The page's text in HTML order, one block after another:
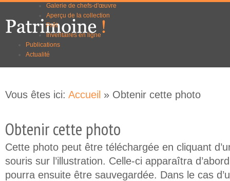
principal
Galerie de chefs-d'œuvre
Aperçu de la collection
Prêt
Inventaires en ligne
Publications
Actualité
Vous êtes ici: Accueil » Obtenir cette photo
Obtenir cette photo
Cette photo peut être téléchargée en cliquant
souris sur l’illustration. Celle-ci apparaîtra
pourra ensuite être sauvegardée. Dans le cas